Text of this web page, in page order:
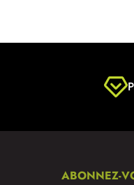
ABONNEZ-